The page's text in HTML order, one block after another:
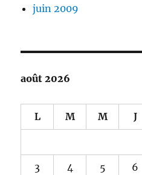
juin 2009
août 2026
L M M J
3 4 5 6